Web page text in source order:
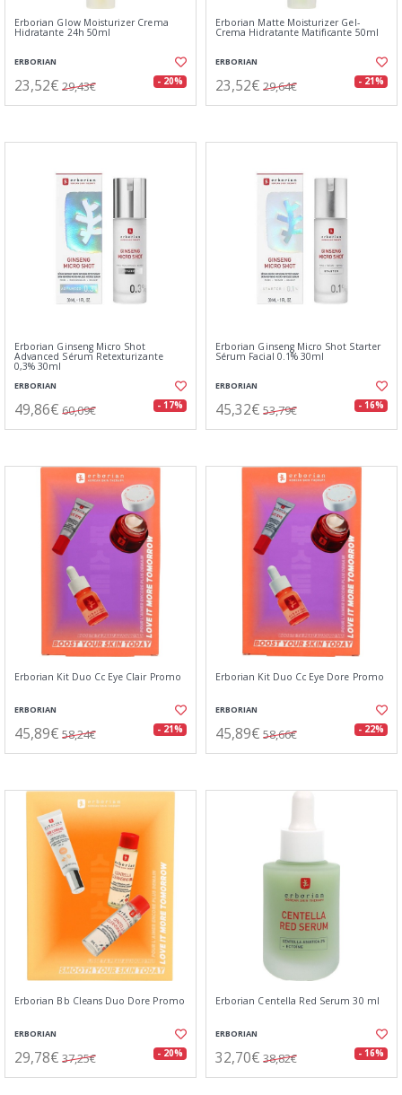
Erborian Glow Moisturizer Crema
Hidratante 24h 50ml
ERBORIAN
23,52€ 29,43€ - 20%
Erborian Matte Moisturizer Gel-
Crema Hidratante Matificante 50ml
ERBORIAN
23,52€ 29,64€ - 21%
Erborian Ginseng Micro Shot
Advanced Sérum Retexturizante
0,3% 30ml
ERBORIAN
49,86€ 60,09€ - 17%
Erborian Ginseng Micro Shot Starter
Sérum Facial 0.1% 30ml
ERBORIAN
45,32€ 53,79€ - 16%
Erborian Kit Duo Cc Eye Clair Promo
ERBORIAN
45,89€ 58,24€ - 21%
Erborian Kit Duo Cc Eye Dore Promo
ERBORIAN
45,89€ 58,66€ - 22%
Erborian Bb Cleans Duo Dore Promo
ERBORIAN
29,78€ 37,25€ - 20%
Erborian Centella Red Serum 30 ml
ERBORIAN
32,70€ 38,82€ - 16%